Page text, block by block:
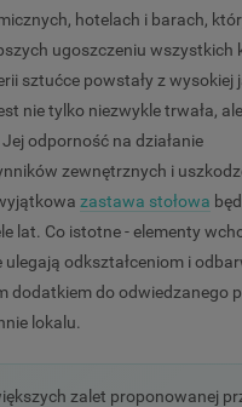
hotelach i barach,
ugoszczeniu wszystkich
sztućce powstały z wysokiej
nie tylko niezwykle trwała,
odporność na działanie
zewnętrznych i
zastawa stołowa
lat. Co istotne - elementy
ulegają odkształceniom i
dodatkiem do odwiedzanego
lokalu.
zalet proponowanej